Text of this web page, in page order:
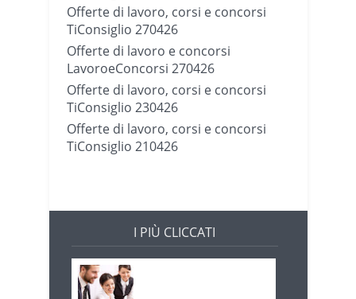
Offerte di lavoro, corsi e concorsi
TiConsiglio 270426
Offerte di lavoro e concorsi
LavoroeConcorsi 270426
Offerte di lavoro, corsi e concorsi
TiConsiglio 230426
Offerte di lavoro, corsi e concorsi
TiConsiglio 210426
I PIÙ CLICCATI